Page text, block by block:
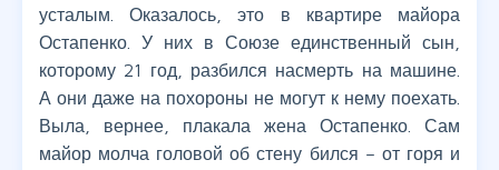
усталым. Оказалось, это в квартире майора
Остапенко. У них в Союзе единственный сын,
которому 21 год, разбился насмерть на машине.
А они даже на похороны не могут к нему поехать.
Выла, вернее, плакала жена Остапенко. Сам
майор молча головой об стену бился – от горя и